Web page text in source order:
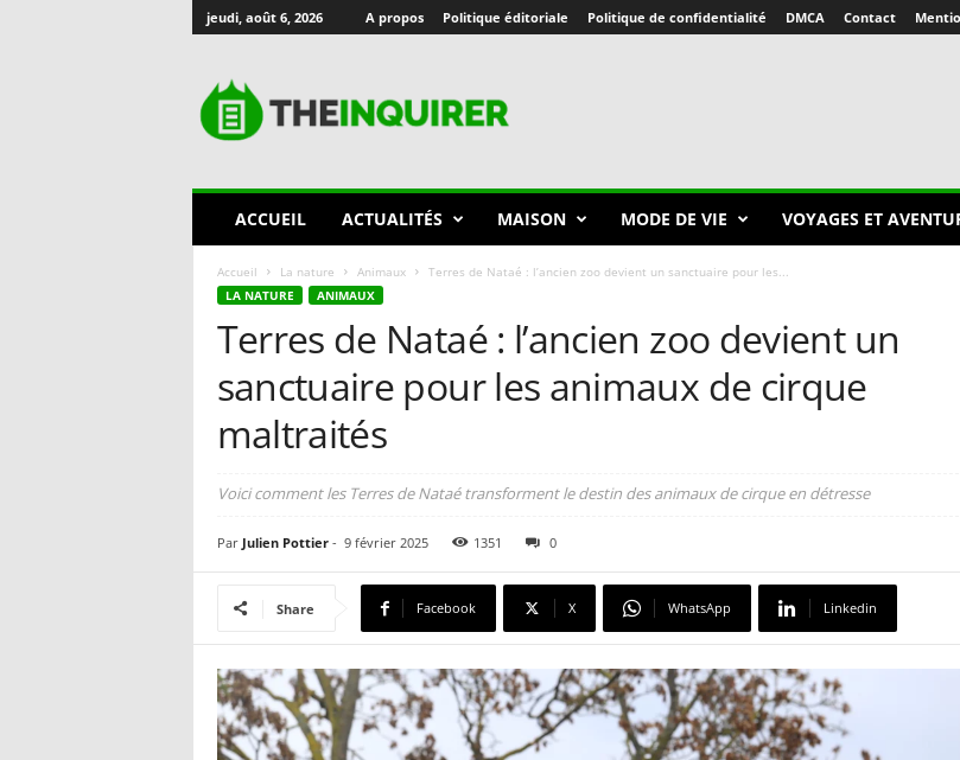
jeudi, août 6, 2026 A propos Politique éditoriale Politique de confidentialité DMCA Contact
🇫🇷
ACCUEIL ACTUALITÉS MAISON MODE DE VIE VOYAGES ET
Accueil La nature Animaux
Terres de Nataé : l’ancien zoo devient un sanctuaire pour les...
LA NATURE
ANIMAUX
Terres de Nataé : l’ancien zoo devient un
sanctuaire pour les animaux de cirque
maltraités
Voici comment les Terres de Nataé transforment le destin des animaux de cirque en détresse
Par Julien Pottier- 9 février 2025 1351 0
Share Facebook X WhatsApp Linkedin